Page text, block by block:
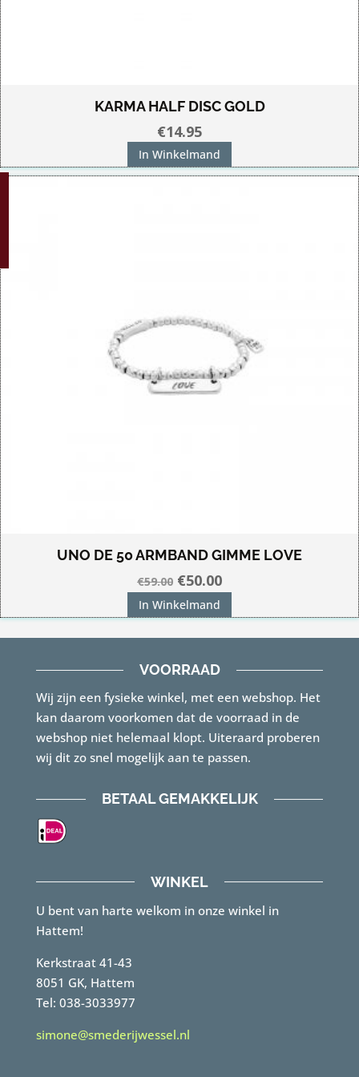
KARMA HALF DISC GOLD
€14.95
In Winkelmand
UNO DE 50 ARMBAND GIMME LOVE
€59.00 Oorspronkelijke
prijs
was:
€59.00.
€50.00Huidige
is:
€50.00.
In Winkelmand
VOORRAAD
Wij zijn een fysieke winkel, met een webshop. Het
kan daarom voorkomen dat de voorraad in de
webshop niet helemaal klopt. Uiteraard proberen
wij dit zo snel mogelijk aan te passen.
BETAAL GEMAKKELIJK
WINKEL
U bent van harte welkom in onze winkel in
Hattem!
Kerkstraat 41-43
8051 GK, Hattem
Tel: 038-3033977
simone@smederijwessel.nl